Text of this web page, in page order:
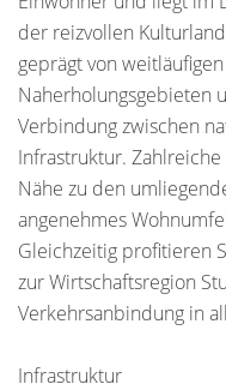
der reizvollen
geprägt von
Naherholungsgebieten
Verbindung zwischen
Infrastruktur.
Nähe zu den
angenehmes
Gleichzeitig profitieren
zur Wirtschaftsregion
Verkehrsanbindung in
Infrastruktur